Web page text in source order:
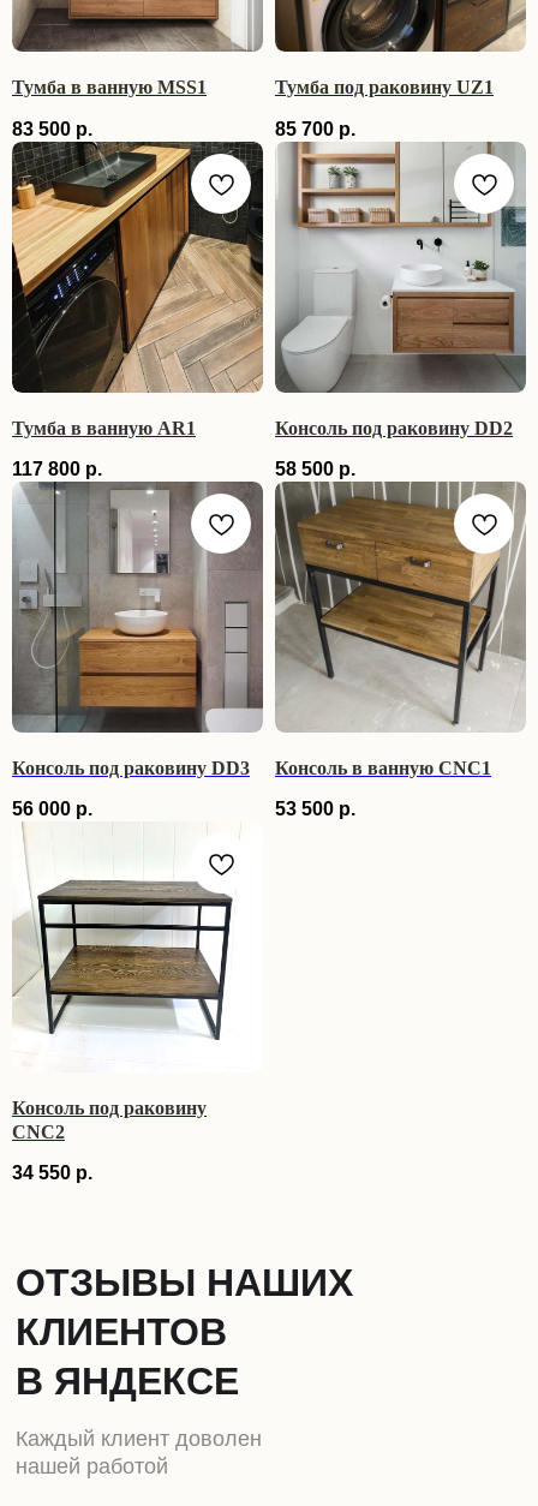
Тумба в ванную MSS1
83 500 р.
Тумба под раковину UZ1
85 700 р.
Тумба в ванную AR1
117 800 р.
Консоль под раковину DD2
58 500 р.
Консоль под раковину DD3
56 000 р.
Консоль в ванную CNC1
53 500 р.
Консоль под раковину
CNC2
34 550 р.
ОТЗЫВЫ НАШИХ
КЛИЕНТОВ
В ЯНДЕКСЕ
Каждый клиент доволен
нашей работой